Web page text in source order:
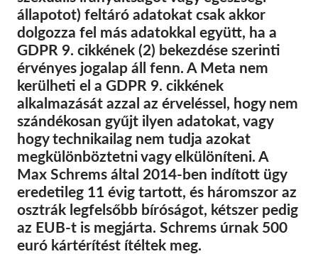
állapotot) feltáró adatokat csak akkor
dolgozza fel más adatokkal együtt, ha a
GDPR 9. cikkének (2) bekezdése szerinti
érvényes jogalap áll fenn. A Meta nem
kerülheti el a GDPR 9. cikkének
alkalmazását azzal az érveléssel, hogy nem
szándékosan gyűjt ilyen adatokat, vagy
hogy technikailag nem tudja azokat
megkülönböztetni vagy elkülöníteni. A
Max Schrems által 2014-ben indított ügy
eredetileg 11 évig tartott, és háromszor az
osztrák legfelsőbb bíróságot, kétszer pedig
az EUB-t is megjárta. Schrems úrnak 500
euró kártérítést ítéltek meg.